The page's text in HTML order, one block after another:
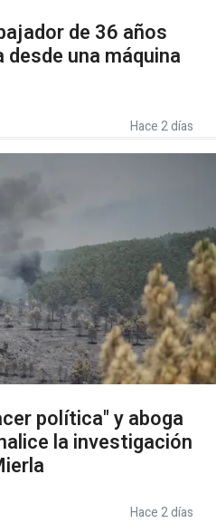
de 36 años
una máquina
Hace 2 días
política" y aboga
la investigación
Hace 2 días